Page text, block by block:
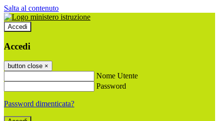
Salta al contenuto
Accedi
Accedi
button close ×
Nome Utente
Password
Password dimenticata?